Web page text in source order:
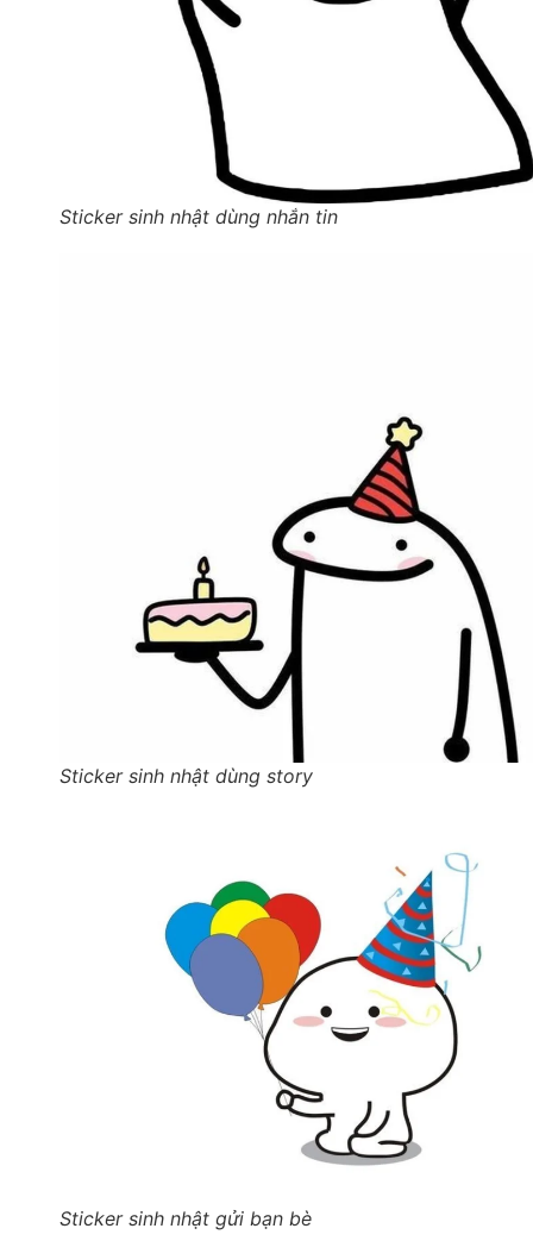
Sticker sinh nhật dùng nhắn tin
Sticker sinh nhật dùng story
Sticker sinh nhật gửi bạn bè